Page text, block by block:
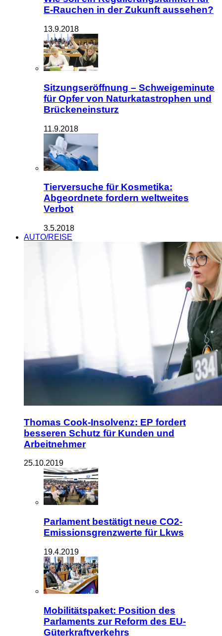
E-Rauchen in der Zukunft aussehen?
13.9.2018
Sitzungseröffnung – Schweigeminute
für Opfer von Naturkatastrophen und
Brückeneinsturz
11.9.2018
Tierversuche für Kosmetika:
Abgeordnete fordern weltweites
Verbot
3.5.2018
AUTO/REISE
Thomas Cook-Insolvenz: EP fordert
besseren Schutz für Kunden und
Arbeitnehmer
25.10.2019
Parlament bestätigt neue CO2-
Emissionsgrenzwerte für Lkws
19.4.2019
Mobilitätspaket: Position des
Parlaments zur Reform des EU-
Güterkraftverkehrs